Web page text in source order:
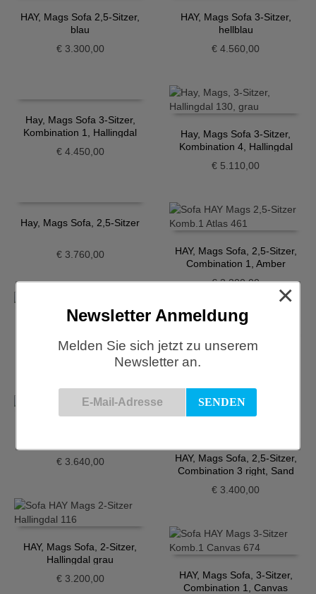
HAY, Mags Sofa 2,5-Sitzer,
blau
€3.300,00
HAY, Mags Sofa 3-Sitzer,
hellblau
€ 4.560,00
Hay, Mags Sofa 3-Sitzer,
Kombination 1, Hallingdal
€4.450,00
Hay, Mags Sofa 3-Sitzer,
Kombination 4, Hallingdal
€ 5.110,00
Hay, Mags Sofa, 2,5-Sitzer
€3.760,00
HAY, Mags Sofa, 2,5-Sitzer,
Combination 1, Amber
€3.300,00
Combination 1, blau
Combination 3 right, beige-
€3.640,00
€3.640,00
HAY, Mags Sofa, 2,5-Sitzer,
Combination 3 right, Sand
€ 3.400,00
HAY, Mags Sofa, 2-Sitzer,
Hallingdal grau
€3.200,00
HAY, Mags Sofa, 3-Sitzer,
Combination 1, Canvas
Newsletter Anmeldung
Melden Sie sich jetzt zu unserem
Newsletter an.
×